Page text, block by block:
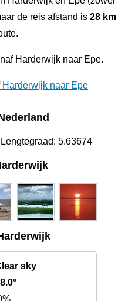
de reis afstand is 28 km
Harderwijk naar Epe.
naar Epe
5.63674
sky